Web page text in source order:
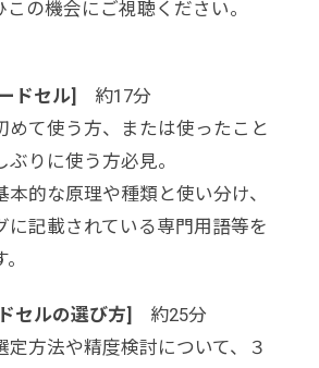
の機会にご視聴ください。
ドセル] 約17分
めて使う方、または使ったこと
りに使う方必見。
本的な原理や種類と使い分け、
に記載されている専門用語等を
セルの選び方]
約25分
定方法や精度検討について、３